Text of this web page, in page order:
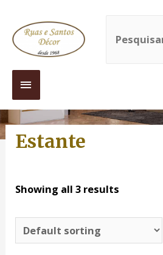
Estante
Showing all 3 results